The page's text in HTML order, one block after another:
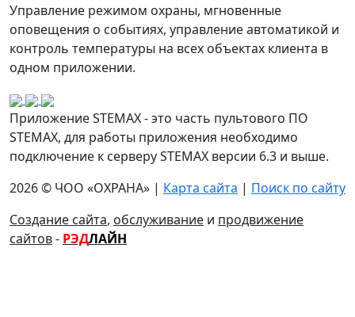
Управление режимом охраны, мгновенные
оповещения о событиях, управление автоматикой и
контроль температуры на всех объектах клиента в
одном приложении.
Приложение STEMAX - это часть пультового ПО
STEMAX, для работы приложения необходимо
подключение к серверу STEMAX версии 6.3 и выше.
2026 © ЧОО «ОХРАНА» | Карта сайта | Поиск по сайту
Создание сайта, обслуживание и продвижение
сайтов- РЭДЛАЙН